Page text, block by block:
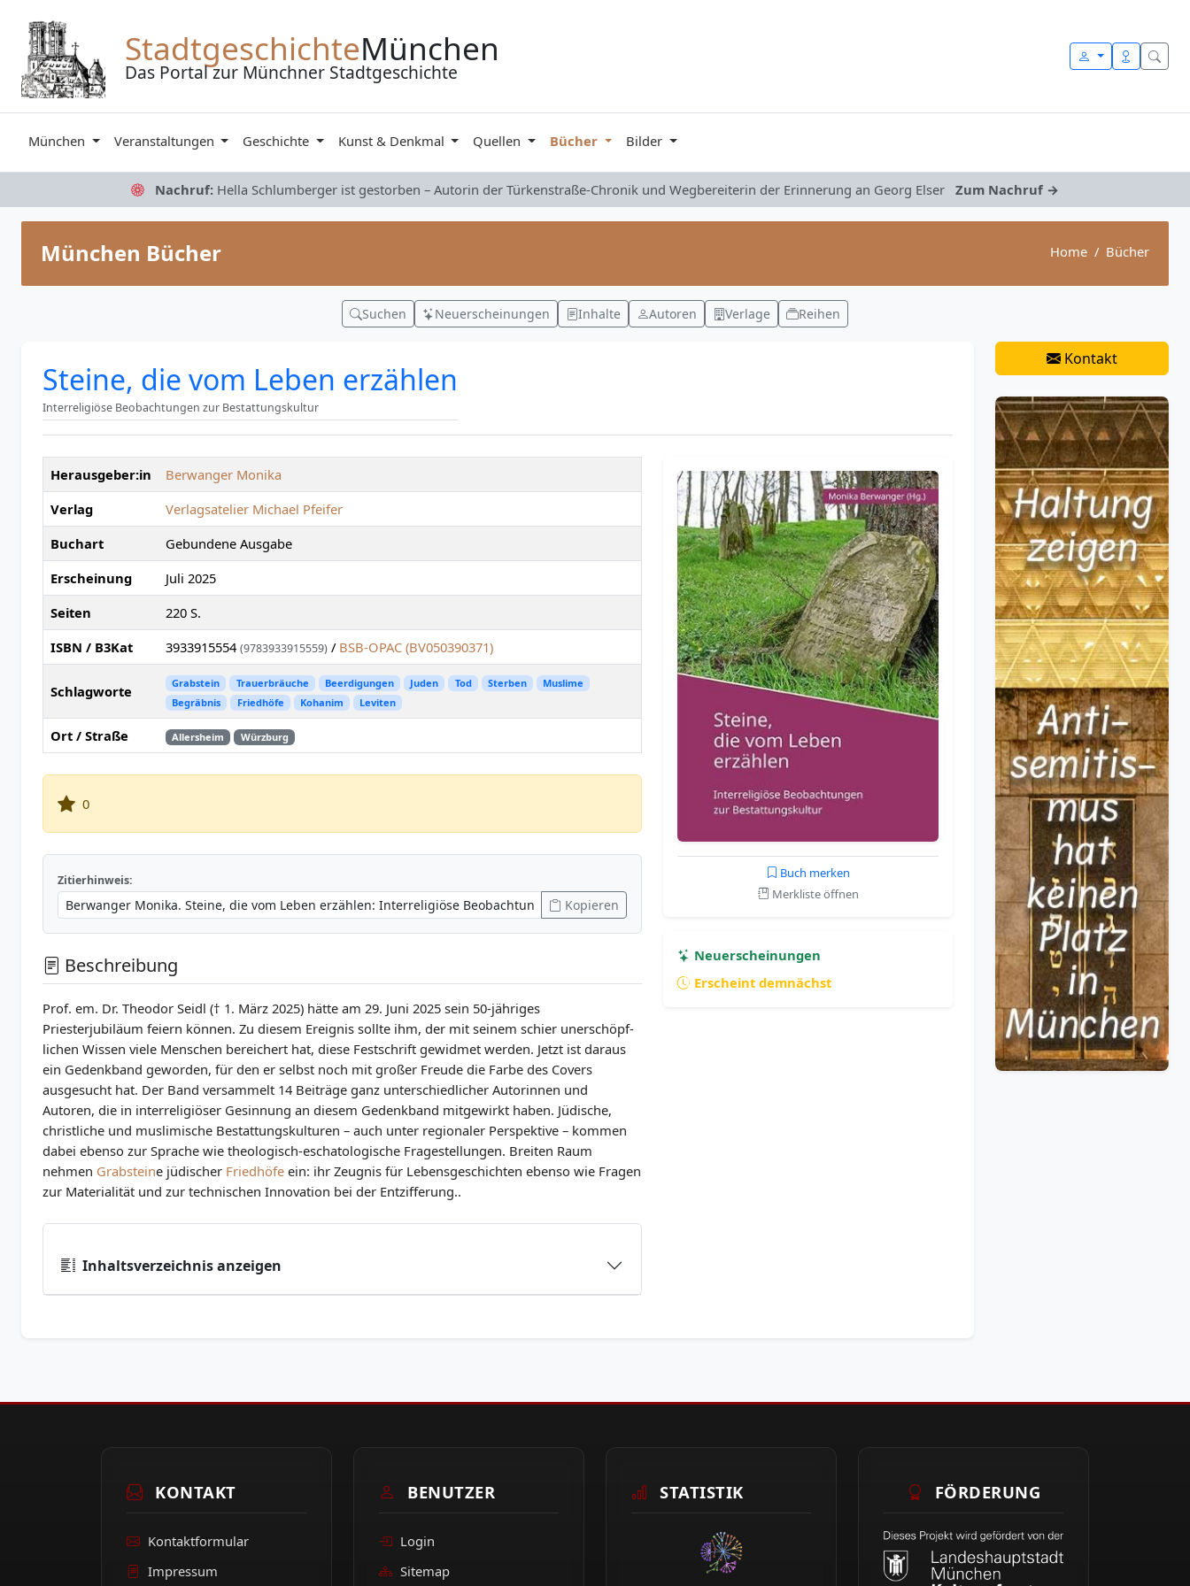
StadtgeschichteMünchen
Das Portal zur Münchner Stadtgeschichte
München Veranstaltungen Geschichte Kunst & Denkmal Quellen Bücher Bilder
Nachruf: Hella Schlumberger ist gestorben – Autorin der Türkenstraße-Chronik und Wegbereiterin der Erinnerung an Georg Elser Zum Nachruf →
München Bücher Home Bücher
Suchen Neuerscheinungen Inhalte Autoren Verlage Reihen
Steine, die vom Leben erzählen
Interreligiöse Beobachtungen zur Bestattungskultur
Herausgeber:in
Berwanger Monika
Verlag
Verlagsatelier Michael Pfeifer
Buchart
Gebundene Ausgabe
Erscheinung
Juli 2025
Seiten
220 S.
ISBN / B3Kat
3933915554(9783933915559) / BSB-OPAC (BV050390371)
Schlagworte Grabstein Trauerbräuche Beerdigungen Juden Tod Sterben
Muslime
Begräbnis
Friedhöfe ​Kohanim Leviten
Ort / Straße Allersheim Würzburg
0
Zitierhinweis:
Kopieren
Beschreibung
Prof. em. Dr. Theodor Seidl († 1. März 2025) hätte am 29. Juni 2025 sein 50-jähriges
Priesterjubiläum feiern können. Zu diesem Ereignis sollte ihm, der mit seinem schier unerschöpf­
lichen Wissen viele Menschen bereichert hat, diese Festschrift gewidmet werden. Jetzt ist daraus
ein Gedenkband geworden, für den er selbst noch mit großer Freude die Farbe des Covers
ausgesucht hat. Der Band versammelt 14 Beiträge ganz unterschiedlicher Autorinnen und
Autoren, die in interreligiöser Gesinnung an diesem Gedenkband mitgewirkt haben. Jüdische,
christliche und muslimische Bestattungskulturen – auch unter regionaler Perspektive – kommen
dabei ebenso zur Sprache wie theologisch-eschatologische Fragestellungen. Breiten Raum
nehmen Grabsteine jüdischer Friedhöfe ein: ihr Zeugnis für Lebensgeschichten ebenso wie Fragen
zur Materialität und zur technischen Innovation bei der Entzifferung..
Inhaltsverzeichnis anzeigen
Buch merken
Merkliste öffnen
Neuerscheinungen
Erscheint demnächst
Kontakt
KONTAKT
Kontaktformular
Impressum
BENUTZER
Login
Sitemap
STATISTIK FÖRDERUNG